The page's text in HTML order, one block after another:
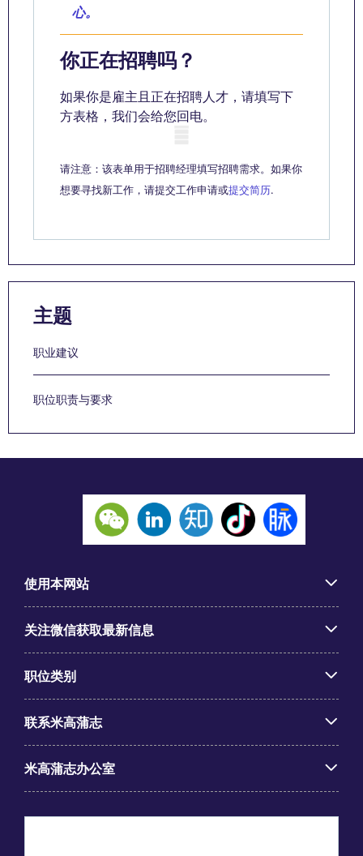
心。
你正在招聘吗？
如果你是雇主且正在招聘人才，请填写下
方表格，我们会给您回电。
请注意：该表单用于招聘经理填写招聘需求。如果你
想要寻找新工作，请提交工作申请或提交简历.
主题
职业建议
职位职责与要求
使用本网站
关注微信获取最新信息
职位类别
联系米高蒲志
米高蒲志办公室